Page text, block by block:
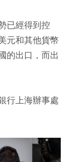
已經得到控
元和其他貨幣
的出口，而出
行上海辦事處